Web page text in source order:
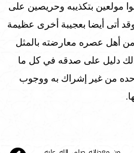
مولعين بتكذيبه وحريصين على
وقد أتى أيضا بعجيبة أخرى عظيمة
من أهل عصره معارضته بالمثل
دليل على صدقه في كل ما
من غير إشراك به ووجوب